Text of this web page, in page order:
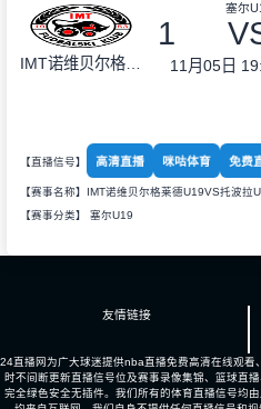
IMT诺维贝尔格莱德U19
塞尔
1
11月05日
【直播信号】 高清直播 咪咕体育 免费
【赛事名称】IMT诺维贝尔格莱德U19VS托波拉
【赛事分类】 塞尔U19
友情链接
24直播网为广大球迷提供nba直播免费高清在线观
时不间断更新直播信号位及赛事录像集锦、篮球直
完全绿色安全无插件。我们所有的体育直播信号均